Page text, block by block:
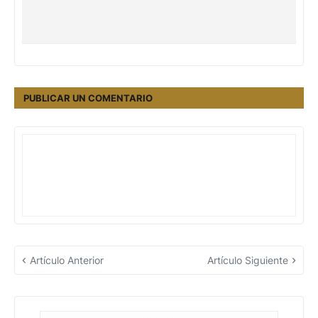
PUBLICAR UN COMENTARIO
Artículo Anterior Artículo Siguiente